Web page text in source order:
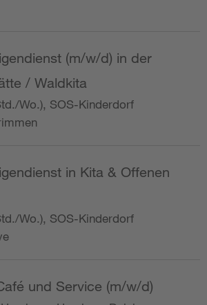
(m/w/d) in der
/ Waldkita
Wo.), SOS-Kinderdorf
in Kita & Offenen
Wo.), SOS-Kinderdorf
und Service (m/w/d)